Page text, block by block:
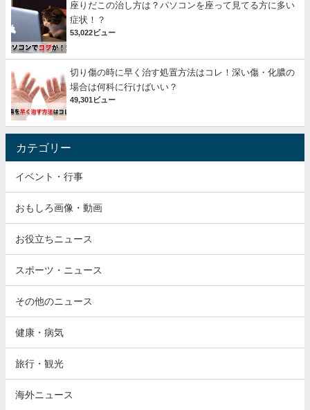
座りだこの治し方は？パソコンを座って見てる方に多い
症状！？
53,022ビュー
切り傷の時に早く治す処置方法はコレ！深い傷・化膿の
場合は何科に行けばいい？
49,301ビュー
カテゴリー
イベント・行事
おもしろ画像・動画
お役立ちニュース
スポーツ・ニュース
その他のニュース
健康・病気
旅行・観光
海外ニュース